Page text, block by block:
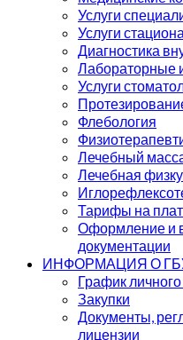
Услуги
Услуги
Диагностика
Лабораторные
Услуги
Флебология
Лечебный
Лечебная
Тарифы на
Оформление и
документации
ИНФОРМАЦИЯ О
График
Закупки
Документы,
лицензии